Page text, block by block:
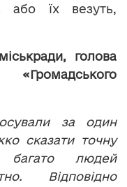
або їх везуть,
голова
«Громадського
за один
сказати точну
людей
Відповідно